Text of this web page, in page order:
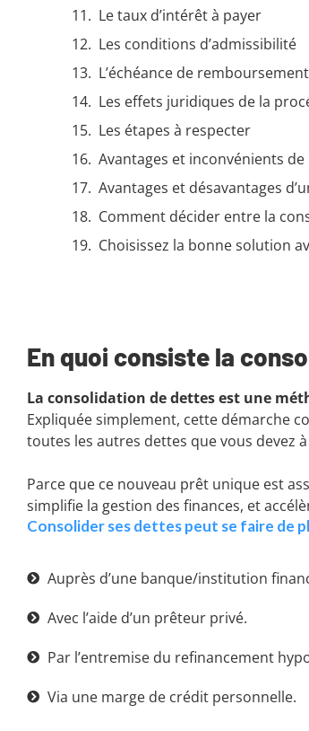
Le taux d’intérêt à payer
Les conditions d’admissibilité
L’échéance de remboursement
Les effets juridiques de la
Les étapes à respecter
Avantages et inconvénients
Avantages et désavantages
Comment décider entre la
Choisissez la bonne solution
En quoi consiste la
La consolidation de dettes est une
Expliquée simplement, cette démarche
toutes les autres dettes que vous devez
Parce que ce nouveau prêt unique est
simplifie la gestion des finances, et
Consolider ses dettes peut se faire de
Auprès d’une banque/institution
Avec l’aide d’un prêteur privé.
Par l’entremise du refinancement
Via une marge de crédit personnelle.